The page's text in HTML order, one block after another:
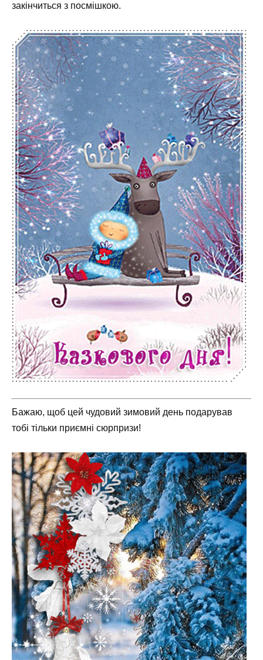
закінчиться з посмішкою.
Бажаю, щоб цей чудовий зимовий день подарував
тобі тільки приємні сюрпризи!